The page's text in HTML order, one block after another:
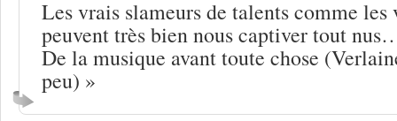
Les vrais slameurs de talents comme les
peuvent très bien nous captiver tout
De la musique avant toute chose
peu) »